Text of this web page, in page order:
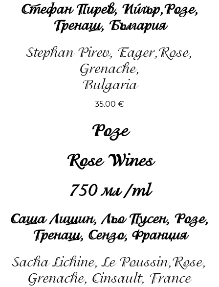
Стефан Пирев, Ийгър,Розе,
Гренаш, България
Stephan Pirev, Eager,Rose,
Grenache,
Bulgaria
35.00 €
Розе
Rose Wines
750 мл /ml
Саша Лишин, Льо Пусен, Розе,
Гренаш, Сензо, Франция
Sacha Lichine, Le Poussin,Rose,
Grenache, Cinsault, France